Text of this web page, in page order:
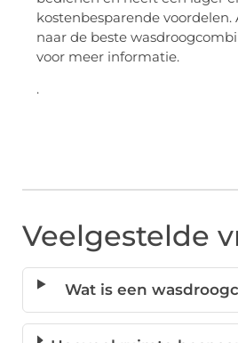
kostenbesparende voordelen.
naar de beste
voor meer informatie.
.
Veelgestelde
Wat is een